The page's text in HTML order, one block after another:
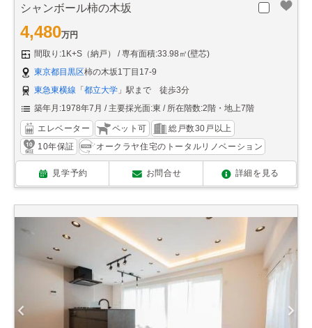
シャンボール柿の木坂
4,480万円
間取り:1K+S（納戸）
専有面積:33.98㎡(壁芯)
東京都目黒区柿の木坂1丁目17-9
東急東横線 「都立大学 」駅まで 徒歩3分
築年月:1978年7月
主要採光面:東 所在階数:2階・地上7階
エレベーター ペット可
総戸数30戸以上
10年保証
オークラヤ住宅のトータルリノベーション
見学予約 お問合せ 詳細を見る